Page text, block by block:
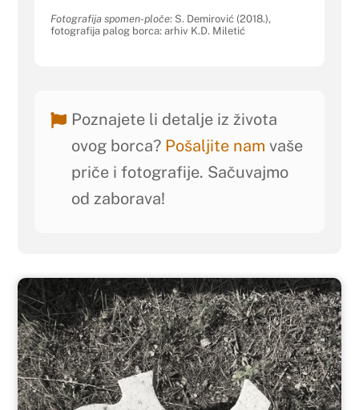
Fotografija spomen-ploče: S. Demirović (2018.),
fotografija palog borca: arhiv K.D. Miletić
Poznajete li detalje iz života
ovog borca? Pošaljite nam vaše
priče i fotografije. Sačuvajmo
od zaborava!